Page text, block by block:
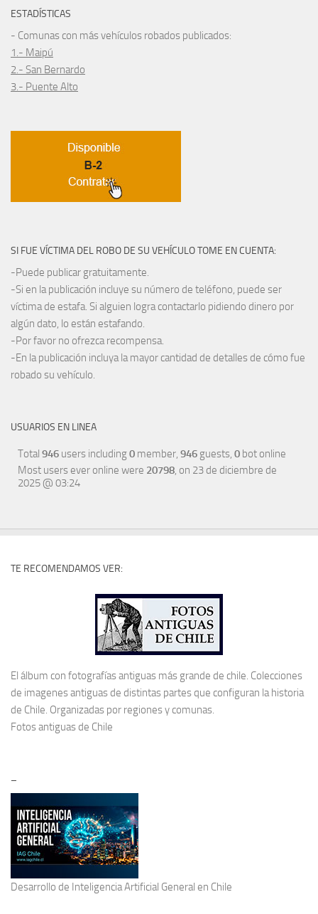
ESTADÍSTICAS
- Comunas con más vehículos robados publicados:
1.- Maipú
2.- San Bernardo
3.- Puente Alto
SI FUE VÍCTIMA DEL ROBO DE SU VEHÍCULO TOME EN CUENTA:
-Puede publicar gratuitamente.
-Si en la publicación incluye su número de teléfono, puede ser
víctima de estafa. Si alguien logra contactarlo pidiendo dinero por
algún dato, lo están estafando.
-Por favor no ofrezca recompensa.
-En la publicación incluya la mayor cantidad de detalles de cómo fue
robado su vehículo.
USUARIOS EN LINEA
Total 946 users including0 member, 946 guests, 0 bot online
Most users ever online were 20798, on 23 de diciembre de
2025 @ 03:24
TE RECOMENDAMOS VER:
El álbum con fotografías antiguas más grande de chile. Colecciones
de imagenes antiguas de distintas partes que configuran la historia
de Chile. Organizadas por regiones y comunas.
Fotos antiguas de Chile
–
Desarrollo de Inteligencia Artificial General en Chile